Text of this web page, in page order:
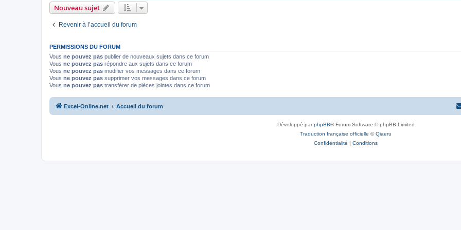
s
Nouveau sujet
Revenir à l’accueil du forum
PERMISSIONS DU FORUM
Vous ne pouvez pas publier de nouveaux sujets dans ce forum
Vous ne pouvez pas répondre aux sujets dans ce forum
Vous ne pouvez pas modifier vos messages dans ce forum
Vous ne pouvez pas supprimer vos messages dans ce forum
Vous ne pouvez pas transférer de pièces jointes dans ce forum
Excel-Online.net Accueil du forum
Développé parphpBB® Forum Software © phpBB Limited
Traduction française officielle ©Qiaeru
Confidentialité | Conditions